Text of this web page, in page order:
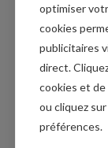
Le moral
avril sa
par la
51.6 à -
Wambach,
optimiser
cookies
publicitaires
direct.
cookies et
ou cliquez
préférences.